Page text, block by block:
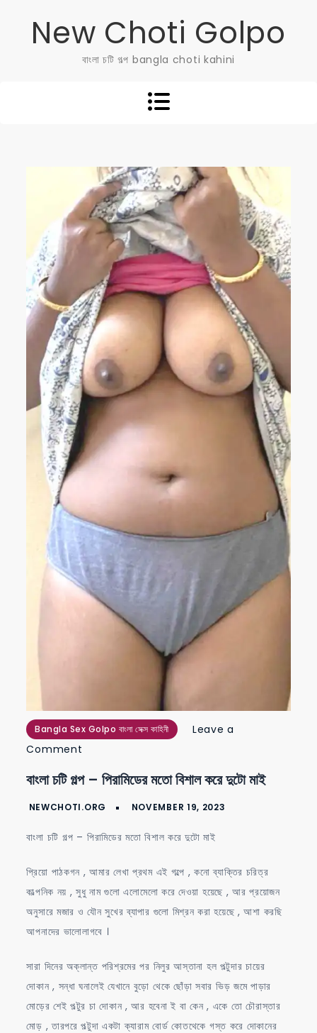
New Choti Golpo
বাংলা চটি গল্প bangla choti kahini
Bangla Sex Golpo বাংলা সেক্স কাহিনী
Leave a
Comment
চটি
গল্প
মতো
বিশাল
করে
দুটো
বাংলা চটি গল্প – পিরামিডের মতো বিশাল করে দুটো মাই
বাংলা চটি গল্প – পিরামিডের মতো বিশাল করে দুটো মাই
প্রিয়ো পাঠকগন , আমার লেখা প্রথম এই গল্পে , কনো ব্যাক্তির চরিত্র
কাল্পনিক নয় , সুধু নাম গুলো এলোমেলো করে দেওয়া হয়েছে , আর প্রয়োজন
অনুসারে মজার ও যৌন সুখের ব্যাপার গুলো মিশ্রন করা হয়েছে , আশা করছি
আপনাদের ভালোলাগবে ।
সারা দিনের অক্লান্ত পরিশ্রমের পর নিলুর আস্তানা হল পল্টুদার চায়ের
দোকান , সন্ধা ঘনালেই যেখানে বুড়ো থেকে ছোঁড়া সবার ভিড় জমে পাড়ার
মোড়ের শেই পল্টুর চা দোকান , আর হবেনা ই বা কেন , একে তো চৌরাস্তার
মোড় , তারপরে পল্টুদা একটা ক্যারাম বোর্ড কোতথেকে গস্ত করে দোকানের